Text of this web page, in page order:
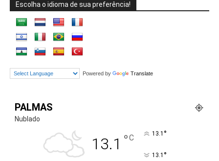
Escolha o idioma de sua preferência!
Powered by Translate
PALMAS
Nublado
13.1 °C 13.1 °
13.1 °